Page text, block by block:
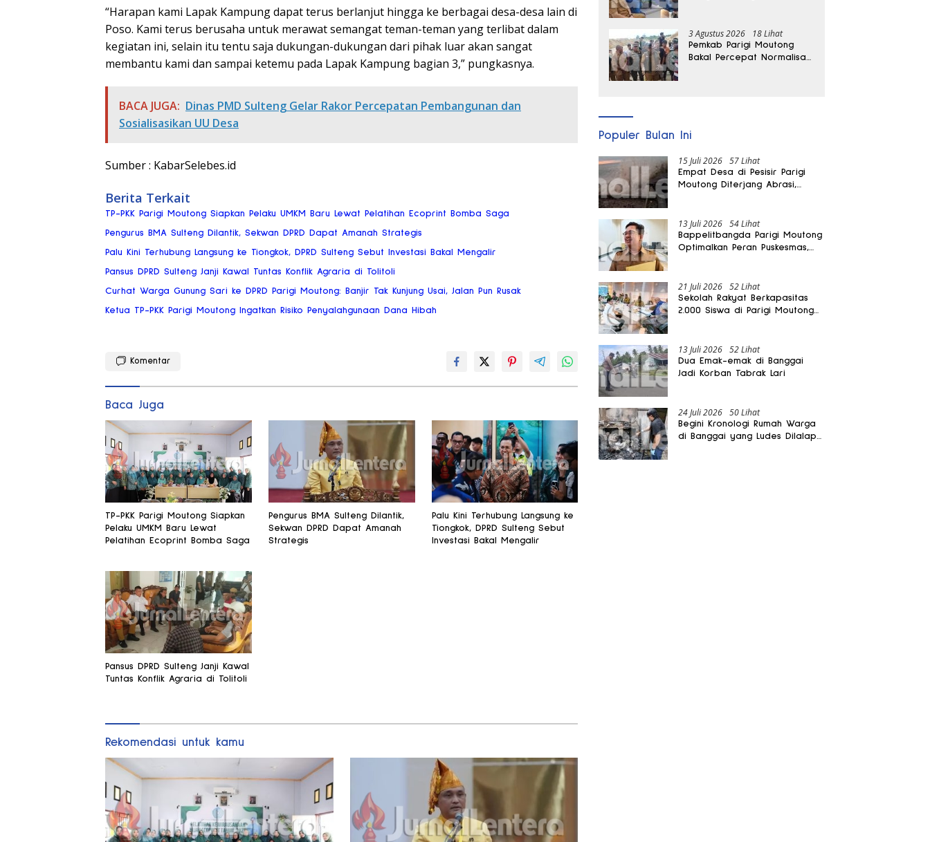
“Harapan kami Lapak Kampung dapat terus berlanjut hingga ke berbagai desa-desa lain di
Poso. Kami terus berusaha untuk merawat semangat teman-teman yang terlibat dalam
kegiatan ini, selain itu tentu saja dukungan-dukungan dari pihak luar akan sangat
membantu kami dan sampai ketemu pada Lapak Kampung bagian 3,” pungkasnya.
BACA JUGA: Dinas PMD Sulteng Gelar Rakor Percepatan Pembangunan dan
Sosialisasikan UU Desa
Sumber : KabarSelebes.id
Berita Terkait
TP-PKK Parigi Moutong Siapkan Pelaku UMKM Baru Lewat Pelatihan Ecoprint Bomba Saga
Pengurus BMA Sulteng Dilantik, Sekwan DPRD Dapat Amanah Strategis
Palu Kini Terhubung Langsung ke Tiongkok, DPRD Sulteng Sebut Investasi Bakal Mengalir
Pansus DPRD Sulteng Janji Kawal Tuntas Konflik Agraria di Tolitoli
Curhat Warga Gunung Sari ke DPRD Parigi Moutong: Banjir Tak Kunjung Usai, Jalan Pun Rusak
Ketua TP-PKK Parigi Moutong Ingatkan Risiko Penyalahgunaan Dana Hibah
Komentar
Baca Juga
TP-PKK Parigi Moutong Siapkan
Pelaku UMKM Baru Lewat
Pelatihan Ecoprint Bomba Saga
Pengurus BMA Sulteng Dilantik,
Sekwan DPRD Dapat Amanah
Strategis
Palu Kini Terhubung Langsung ke
Tiongkok, DPRD Sulteng Sebut
Investasi Bakal Mengalir
Pansus DPRD Sulteng Janji Kawal
Tuntas Konflik Agraria di Tolitoli
Rekomendasi untuk kamu
3 Agustus 2026 18 Lihat
Pemkab Parigi Moutong
Bakal Percepat Normalisasi
Populer Bulan Ini
15 Juli 2026 57 Lihat
Empat Desa di Pesisir Parigi
Moutong Diterjang Abrasi,
13 Juli 2026 54 Lihat
Bappelitbangda Parigi Moutong
Optimalkan Peran Puskesmas,
21 Juli 2026 52 Lihat
Sekolah Rakyat Berkapasitas
2.000 Siswa di Parigi Moutong
13 Juli 2026 52 Lihat
Dua Emak-emak di Banggai
Jadi Korban Tabrak Lari
24 Juli 2026 50 Lihat
Begini Kronologi Rumah Warga
di Banggai yang Ludes Dilalap